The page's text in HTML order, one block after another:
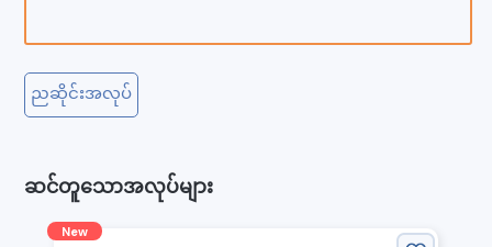
ညဆိုင်းအလုပ်
ဆင်တူသောအလုပ်များ
New